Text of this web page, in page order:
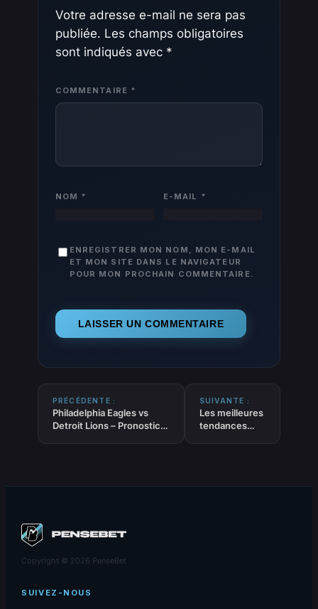
Votre adresse e-mail ne sera pas
publiée. Les champs obligatoires
sont indiqués avec *
COMMENTAIRE *
NOM * E-MAIL *
ENREGISTRER MON NOM, MON E-MAIL
ET MON SITE DANS LE NAVIGATEUR
POUR MON PROCHAIN COMMENTAIRE.
PRÉCÉDENTE :
Philadelphia Eagles vs
Detroit Lions – Pronostic
SUIVANTE :
Les meilleures
tendances
Copyright © 2026 PenseBet
SUIVEZ-NOUS